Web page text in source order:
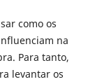
como os
na
Para tanto,
levantar os